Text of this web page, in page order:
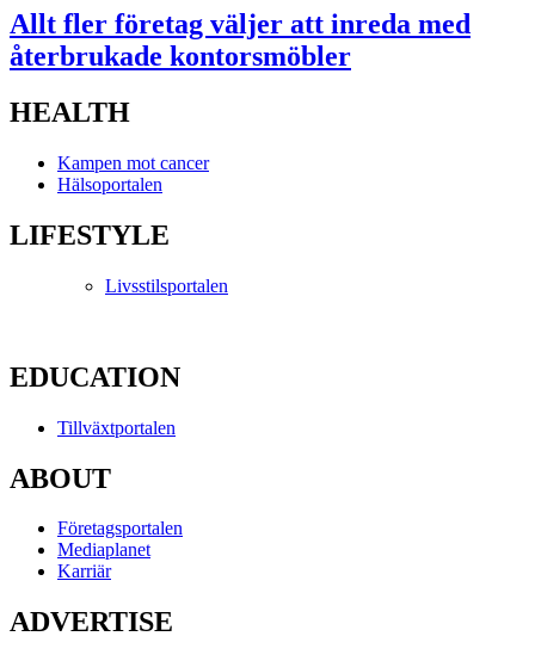
Allt fler företag väljer att inreda med
återbrukade kontorsmöbler
HEALTH
Kampen mot cancer
Hälsoportalen
LIFESTYLE
Livsstilsportalen
EDUCATION
Tillväxtportalen
ABOUT
Företagsportalen
Mediaplanet
Karriär
ADVERTISE